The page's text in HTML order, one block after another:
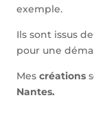
exemple.
Ils sont issus
pour une
Mes créations
Nantes.